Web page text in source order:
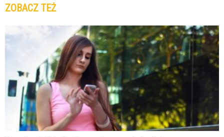
ZOBACZ TEŻ